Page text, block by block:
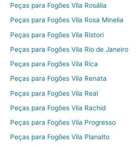
Peças para Fogões Vila Rosália
Peças para Fogões Vila Rosa Minelia
Peças para Fogões Vila Ristori
Peças para Fogões Vila Rio de Janeiro
Peças para Fogões Vila Rica
Peças para Fogões Vila Renata
Peças para Fogões Vila Real
Peças para Fogões Vila Rachid
Peças para Fogões Vila Progresso
Peças para Fogões Vila Planalto